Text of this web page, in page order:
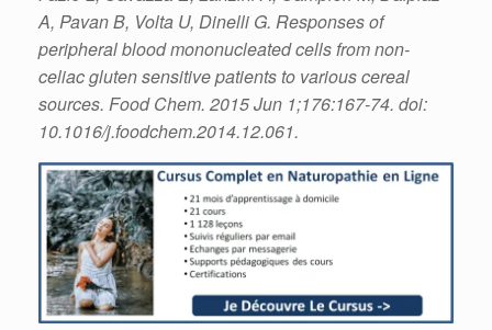
A, Pavan B, Volta U, Dinelli G. Responses of
peripheral blood mononucleated cells from non-
celiac gluten sensitive patients to various cereal
sources. Food Chem. 2015 Jun 1;176:167-74. doi:
10.1016/j.foodchem.2014.12.061.